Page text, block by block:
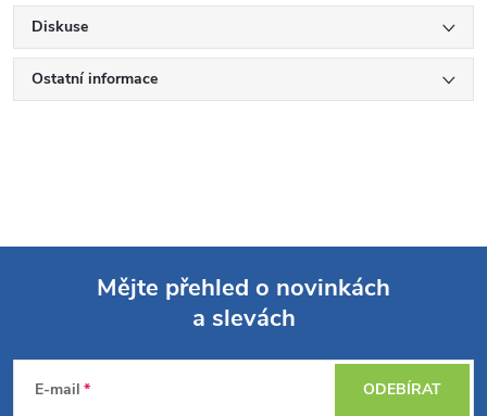
Diskuse
Ostatní informace
Mějte přehled o novinkách
a slevách
E-mail ODEBÍRAT